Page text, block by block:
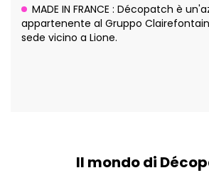
MADE IN FRANCE : Décopatch è
appartenente al Gruppo
sede vicino a Lione.
Il mondo di